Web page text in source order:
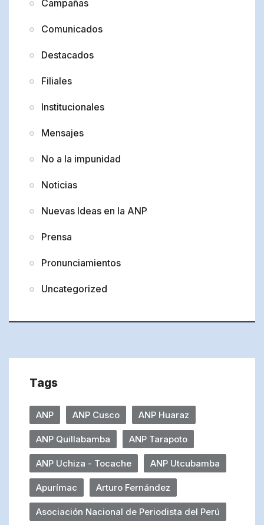
Campañas
Comunicados
Destacados
Filiales
Institucionales
Mensajes
No a la impunidad
Noticias
Nuevas Ideas en la ANP
Prensa
Pronunciamientos
Uncategorized
Tags
ANP ANP Cusco ANP Huaraz
ANP Quillabamba ANP Tarapoto
ANP Uchiza - Tocache ANP Utcubamba
Apurímac Arturo Fernández
Asociación Nacional de Periodista del Perú